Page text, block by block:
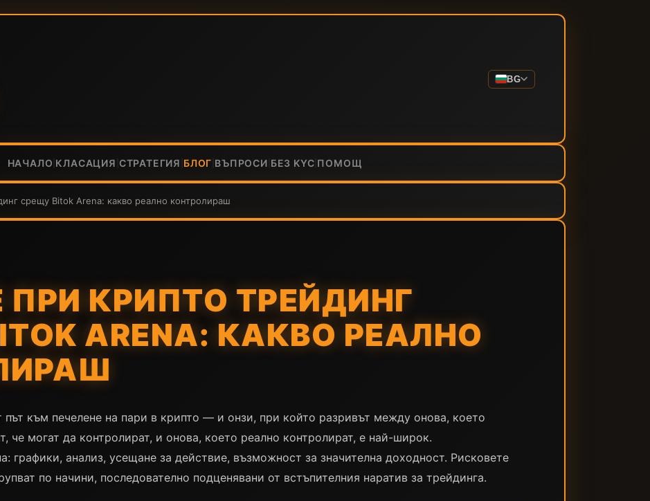
BG
НАЧАЛО КЛАСАЦИЯ СТРАТЕГИЯ БЛОГ ВЪПРОСИ БЕЗ KYC ПОМОЩ
срещу Bitok Arena: какво реално контролираш
ПРИ КРИПТО ТРЕЙДИНГ
ARENA: КАКВО РЕАЛНО
път към печелене на пари в крипто — и онзи, при който разривът между онова, което
че могат да контролират, и онова, което реално контролират, е най-широк.
графики, анализ, усещане за действие, възможност за значителна доходност. Рисковете
по начини, последователно подценявани от встъпителния наратив за трейдинга.